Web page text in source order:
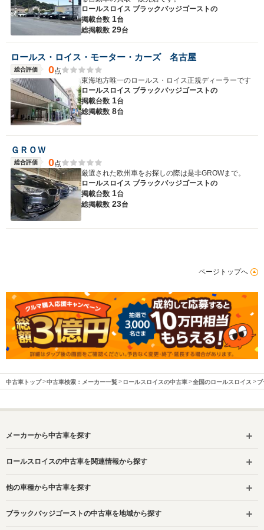
ロールスロイス ブラックバッジゴーストの
掲載台数 1台
総掲載数 29台
ロールス・ロイス・モーター・カーズ 名古屋
総合評価 0点
東海地方唯一のロールス・ロイス正規ディーラーです
ロールスロイス ブラックバッジゴーストの
掲載台数 1台
総掲載数 8台
ＧＲＯＷ
総合評価 0点
厳選された欧州車をお探しの際は是非GROWまで。
ロールスロイス ブラックバッジゴーストの
掲載台数 1台
総掲載数 23台
ページトップへ
中古車トップ 中古車検索：メーカー一覧 ロールスロイスの中古車 全国のロールスロイス
メーカーから中古車を探す
ロールスロイスの中古車を関連情報から探す
他の車種から中古車を探す
ブラックバッジゴーストの中古車を地域から探す